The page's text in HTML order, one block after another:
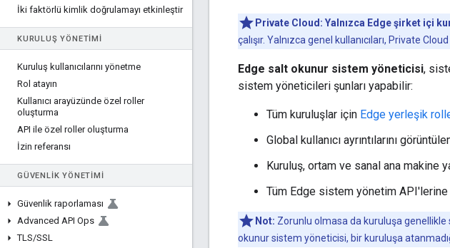
İki faktörlü kimlik doğrulamayı etkinleştir
KURULUŞ YÖNETIMI
Kuruluş kullanıcılarını yönetme
Rol atayın
Kullanıcı arayüzünde özel roller
oluşturma
API ile özel roller oluşturma
İzin referansı
GÜVENLIK YÖNETIMI
Güvenlik raporlaması
Advanced API Ops
TLS/SSL
Private Cloud: Yalnızca Edge şirket içi
çalışır. Yalnızca genel kullanıcıları, Private
Edge salt okunur sistem yöneticisi,
sistem yöneticileri şunları yapabilir:
Tüm kuruluşlar için Edge yerleşik
Global kullanıcı ayrıntılarını
Kuruluş, ortam ve sanal ana makine
Tüm Edge sistem yönetim API'lerine
Not: Zorunlu olmasa da kuruluşa
okunur sistem yöneticisi, bir kuruluşa